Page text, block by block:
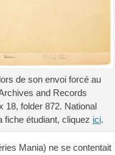
de son envoi forcé au
and Records
18, folder 872. National
fiche étudiant, cliquez ici.
Mania) ne se contentait